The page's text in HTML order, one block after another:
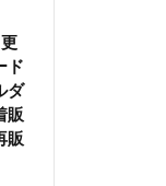
ド
ダ
販
販